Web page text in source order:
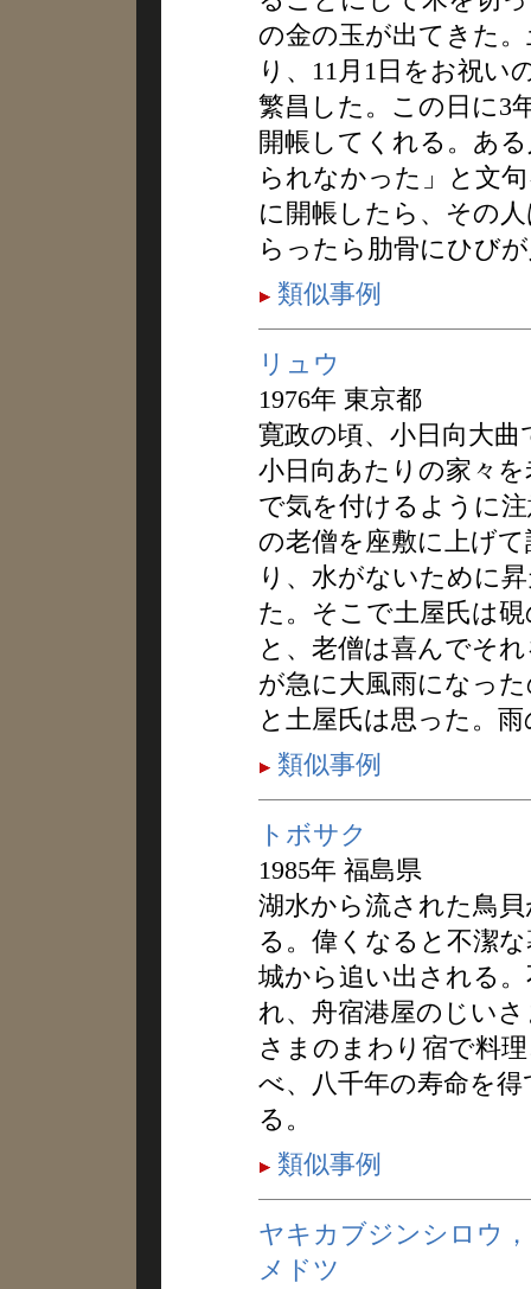
の金の玉が出てきた
り、11月1日をお祝い
繁昌した。この日に3
開帳してくれる。あ
られなかった」と文
に開帳したら、その
らったら肋骨にひび
類似事例
リュウ
1976年 東京都
寛政の頃、小日向大
小日向あたりの家々
で気を付けるように
の老僧を座敷に上げ
り、水がないために
た。そこで土屋氏は
と、老僧は喜んでそ
が急に大風雨になっ
と土屋氏は思った。
類似事例
トボサク
1985年 福島県
湖水から流された鳥
る。偉くなると不潔
城から追い出される
れ、舟宿港屋のじい
さまのまわり宿で料
べ、八千年の寿命を
る。
類似事例
ヤキカブジンシロウ
メドツ